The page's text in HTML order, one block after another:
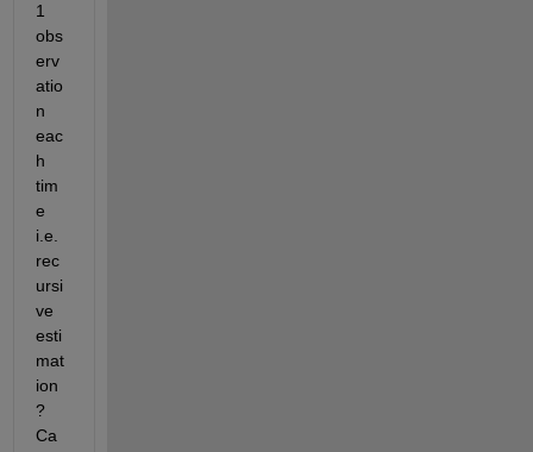
1
obs
erv
atio
n
eac
h
tim
e
i.e.
rec
ursi
ve
esti
mat
ion
?
Ca